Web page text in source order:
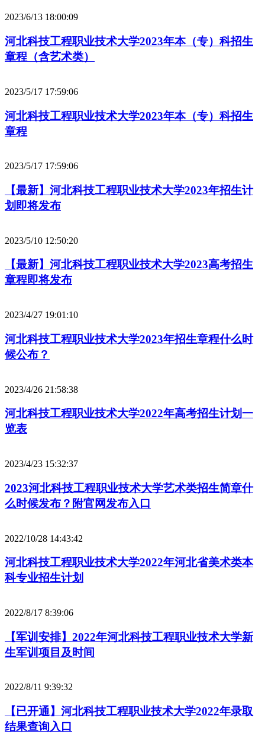
2023/6/13 18:00:09
河北科技工程职业技术大学2023年本（专）科招生
章程（含艺术类）
2023/5/17 17:59:06
河北科技工程职业技术大学2023年本（专）科招生
章程
2023/5/17 17:59:06
【最新】河北科技工程职业技术大学2023年招生计
划即将发布
2023/5/10 12:50:20
【最新】河北科技工程职业技术大学2023高考招生
章程即将发布
2023/4/27 19:01:10
河北科技工程职业技术大学2023年招生章程什么时
候公布？
2023/4/26 21:58:38
河北科技工程职业技术大学2022年高考招生计划一
览表
2023/4/23 15:32:37
2023河北科技工程职业技术大学艺术类招生简章什
么时候发布？附官网发布入口
2022/10/28 14:43:42
河北科技工程职业技术大学2022年河北省美术类本
科专业招生计划
2022/8/17 8:39:06
【军训安排】2022年河北科技工程职业技术大学新
生军训项目及时间
2022/8/11 9:39:32
【已开通】河北科技工程职业技术大学2022年录取
结果查询入口